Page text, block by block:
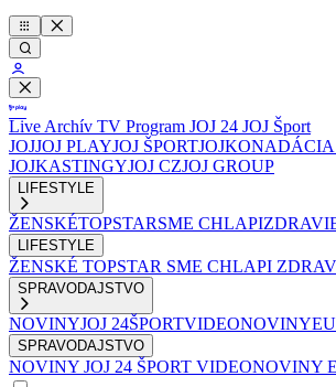
Live Archív TV Program JOJ 24 JOJ Šport
JOJJOJ PLAYJOJ ŠPORTJOJKO
JOJKASTINGYJOJ CZJOJ GROUP
LIFESTYLE
ŽENSKÉTOPSTARSME CHLAPI
LIFESTYLE
ŽENSKÉ TOPSTAR SME CHLAPI
SPRAVODAJSTVO
NOVINYJOJ 24ŠPORTVIDEONOVINY
SPRAVODAJSTVO
NOVINY JOJ 24 ŠPORT VIDEONOVINY